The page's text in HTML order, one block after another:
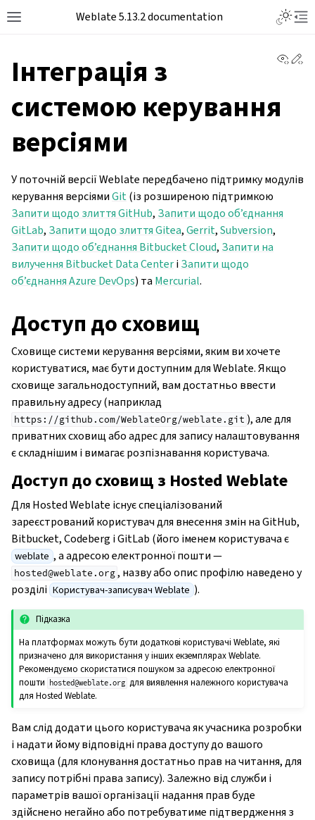
Toggle site navigation sidebar
Weblate 5.13.2 documentation
Інтеграція з
системою керування
версіями
У поточній версії Weblate передбачено підтримку модулів
керування версіямиGit(із розширеною підтримкою
Запити щодо злиття GitHub, Запити щодо об’єднання
GitLab, Запити щодо злиття Gitea,Gerrit,Subversion,
Запити щодо об’єднання Bitbucket Cloud, Запити на
вилучення Bitbucket Data CenterіЗапити щодо
об’єднання Azure DevOps) та Mercurial.
Доступ до сховищ
Сховище системи керування версіями, яким ви хочете
користуватися, має бути доступним для Weblate. Якщо
сховище загальнодоступний, вам достатньо ввести
правильну адресу (наприклад
https://github.com/WeblateOrg/weblate.git ), але для
приватних сховищ або адрес для запису налаштовування
є складнішим і вимагає розпізнавання користувача.
Доступ до сховищ з Hosted Weblate
Для Hosted Weblate існує спеціалізований
зареєстрований користувач для внесення змін на GitHub,
Bitbucket, Codeberg і GitLab (його іменем користувача є
weblate , а адресою електронної пошти —
hosted@weblate.org , назву або опис профілю наведено у
розділі Користувач-записувач Weblate ).
Підказка
На платформах можуть бути додаткові користувачі Weblate, які
призначено для використання у інших екземплярах Weblate.
Рекомендуємо скористатися пошуком за адресою електронної
пошти
hosted@weblate.org для виявлення належного користувача
для Hosted Weblate.
Вам слід додати цього користувача як учасника розробки
і надати йому відповідні права доступу до вашого
сховища (для клонування достатньо прав на читання, для
запису потрібні права запису). Залежно від служби і
параметрів вашої організації надання прав буде
здійснено негайно або потребуватиме підтвердження з